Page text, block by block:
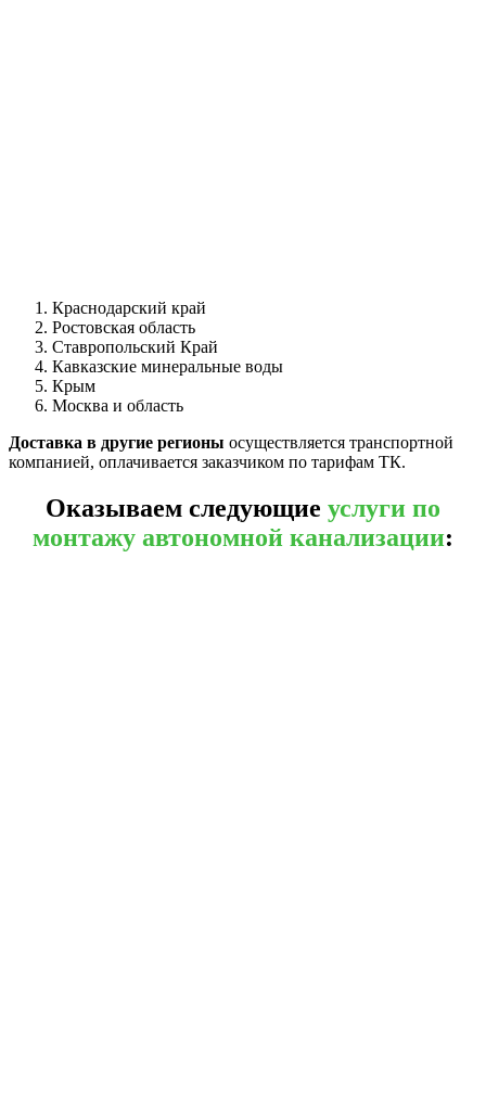
Краснодарский край
Ростовская область
Ставропольский Край
Кавказские минеральные воды
Крым
Москва и область
Доставка в другие регионы осуществляется транспортной
компанией, оплачивается заказчиком по тарифам ТК.
Оказываем следующие услуги по
монтажу автономной канализации: